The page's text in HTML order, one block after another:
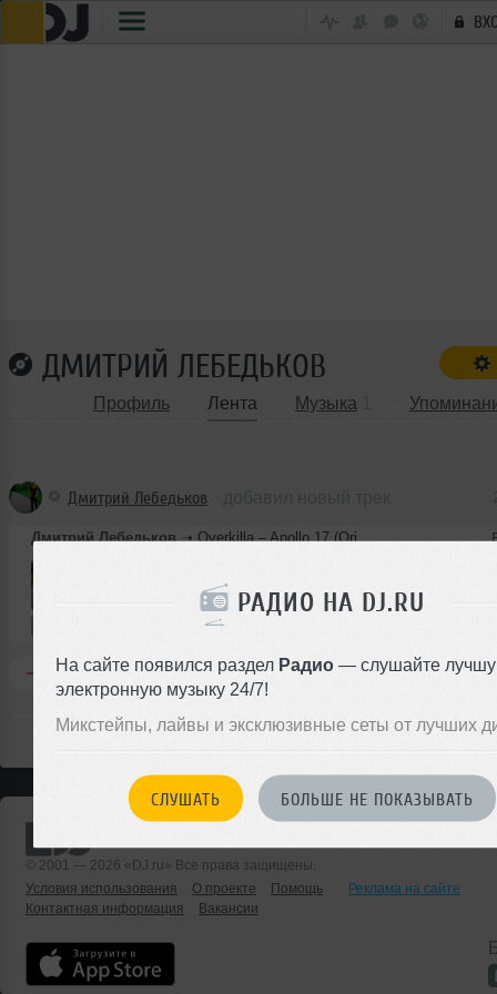
РАДИО НА DJ.RU
На сайте появился раздел Радио— слушайте
электронную музыку 24/7!
Микстейпы, лайвы и эксклюзивные сеты от лучших
СЛУШАТЬ БОЛЬШЕ НЕ ПОКАЗЫВАТЬ
ДМИТРИЙ ЛЕБЕДЬКОВ
Профиль Лента Музыка
Дмитрий Лебедьков
Дмитрий Лебедьков ➝Overkilla – Apollo 17 (Original mix)
12 раз
В плейлист
0 Комментировать Перепостить
© 2001 — 2026 «DJ.ru» Все права защищены.
Условия использования
О проекте Помощь
Реклама на сайте
Контактная информация
Вакансии